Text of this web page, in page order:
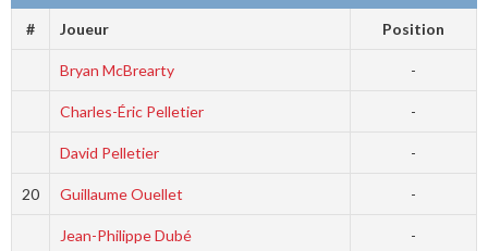
# Joueur Position
Bryan McBrearty -
Charles-Éric Pelletier -
David Pelletier -
20 Guillaume Ouellet -
Jean-Philippe Dubé -